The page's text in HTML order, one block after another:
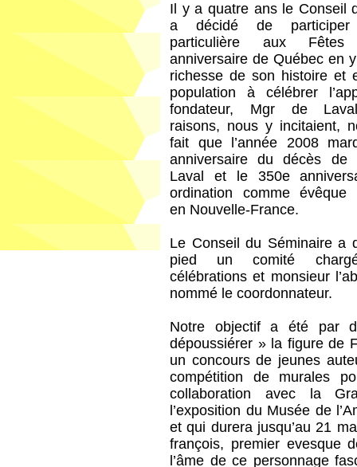
Il y a quatre ans le Conseil
a décidé de
particulière aux
anniversaire de Québec en
richesse de son histoire et
population à célébrer
fondateur, Mgr de
raisons, nous y incitaient,
fait que l’année 2008
anniversaire du décès de
Laval et le 350e
ordination comme évêque
en Nouvelle-France.
Le Conseil du Séminaire a
pied un comité
célébrations et monsieur
nommé le coordonnateur.
Notre objectif a été par
dépoussiérer » la figure de
un concours de jeunes
compétition de murales
collaboration avec la
l’exposition du Musée de
et qui durera jusqu’au 21
françois, premier evesque
l’âme de ce personnage